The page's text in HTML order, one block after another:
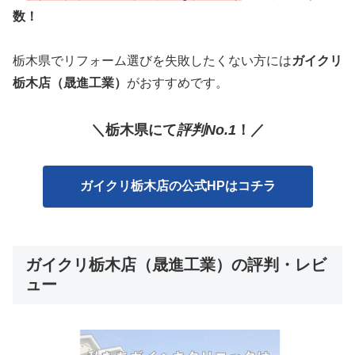
数！
栃木県でリフォーム選びを失敗したくない方にはガイクリ
栃木店（晟進工業） がおすすめです。
＼栃木県にて評判No.1 ！／
ガイクリ栃木店の公式HPはコチラ
ガイクリ栃木店（晟進工業）の評判・レビ
ュー